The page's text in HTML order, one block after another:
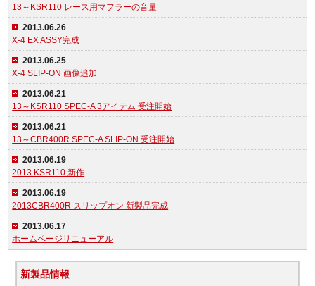
13～KSR110 レース用マフラーの音量
2013.06.26
X-4 EX ASSY完成
2013.06.25
X-4 SLIP-ON 画像追加
2013.06.21
13～KSR110 SPEC-A 3アイテム 受注開始
2013.06.21
13～CBR400R SPEC-A SLIP-ON 受注開始
2013.06.19
2013 KSR110 新作
2013.06.19
2013CBR400R スリップオン 新製品完成
2013.06.17
ホームページリニューアル
新製品情報